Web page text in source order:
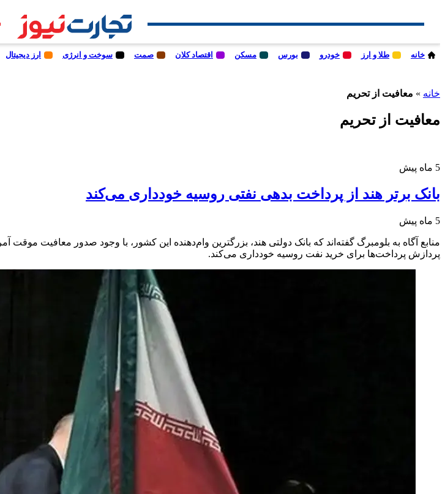
خانه طلا و ارز خودرو بورس مسکن اقتصاد کلان صمت سوخت و انرژی ارز دیجیتال
خانه » معافیت از تحریم
معافیت از تحریم
5 ماه پیش
بانک برتر هند از پرداخت بدهی نفتی روسیه خودداری می‌کند
5 ماه پیش
منابع آگاه به بلومبرگ گفته‌اند که بانک دولتی هند، بزرگترین وام‌دهنده این کشور، با وجود صدور معافیت
پردازش پرداخت‌ها برای خرید نفت روسیه خودداری می‌کند.